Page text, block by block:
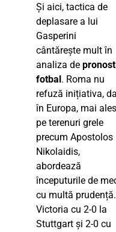
Și aici, tactica de
deplasare a lui
Gasperini
cântărește mult în
analiza de
fotbal. Roma nu
refuză inițiativa,
în Europa, mai ales
pe terenuri grele
precum Apostolos
Nikolaidis,
abordează
începuturile de
cu multă prudență.
Victoria cu 2-0 la
Stuttgart și 2-0 cu